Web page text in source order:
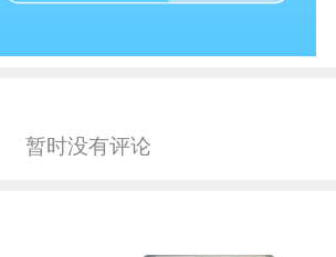
暂时没有评论